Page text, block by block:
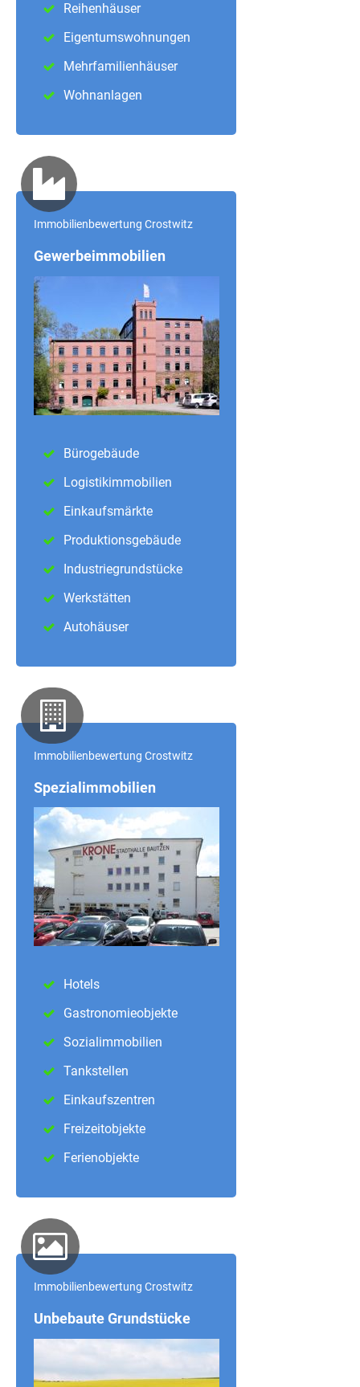
Reihenhäuser
Eigentumswohnungen
Mehrfamilienhäuser
Wohnanlagen
Immobilienbewertung Crostwitz
Gewerbeimmobilien
Bürogebäude
Logistikimmobilien
Einkaufsmärkte
Produktionsgebäude
Industriegrundstücke
Werkstätten
Autohäuser
Immobilienbewertung Crostwitz
Spezialimmobilien
Hotels
Gastronomieobjekte
Sozialimmobilien
Tankstellen
Einkaufszentren
Freizeitobjekte
Ferienobjekte
Immobilienbewertung Crostwitz
Unbebaute Grundstücke